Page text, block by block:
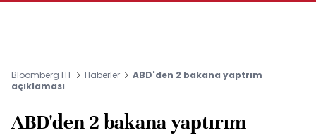
Bloomberg HT Haberler
ABD'den 2 bakana yaptrım
açıklaması
ABD'den 2 bakana yaptırım